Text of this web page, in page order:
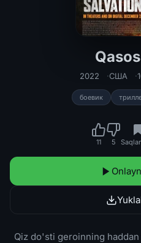
Qasos olovi
2022 США
боевик
11 5
Qiz do'sti geroinning